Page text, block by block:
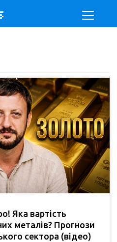
Яка вартість
металів? Прогнози
сектора (відео)